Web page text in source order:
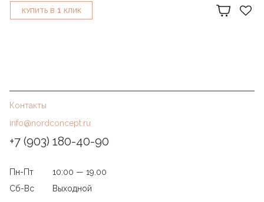
КУПИТЬ В 1 КЛИК
Контакты
info@nordconcept.ru
+7 (903) 180-40-90
Пн-Пт
10:00 — 19.00
Сб-Вс
Выходной